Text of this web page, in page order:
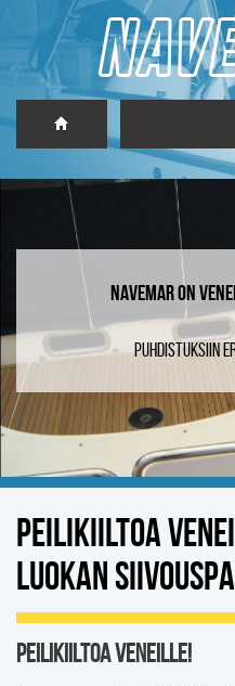
NAVEMAR ON
PUHDISTUKSIIN
PEILIKIILTOA
LUOKAN
PEILIKIILTOA VENEILLE!